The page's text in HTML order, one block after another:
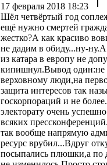
17 февраля 2018 18:23
Шёл четвёртый год
ещё нужно смертей
жестко?А как красиво
не дадим в обиду...ну-ну.А
из катара в европу не
кипишнул.Вывод
верховному люди,на
защита интересов так
госкорпораций и не
электорату очень
всяких
так вообще напрямую
ресурс врубил...Вдруг
посыпались плюшки,а по